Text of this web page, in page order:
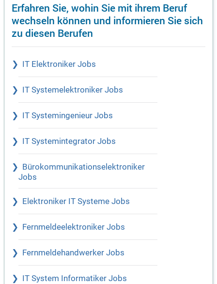
Erfahren Sie, wohin Sie mit ihrem Beruf
wechseln können und informieren Sie sich
zu diesen Berufen
IT Elektroniker Jobs
IT Systemelektroniker Jobs
IT Systemingenieur Jobs
IT Systemintegrator Jobs
Bürokommunikationselektroniker
Jobs
Elektroniker IT Systeme Jobs
Fernmeldeelektroniker Jobs
Fernmeldehandwerker Jobs
IT System Informatiker Jobs